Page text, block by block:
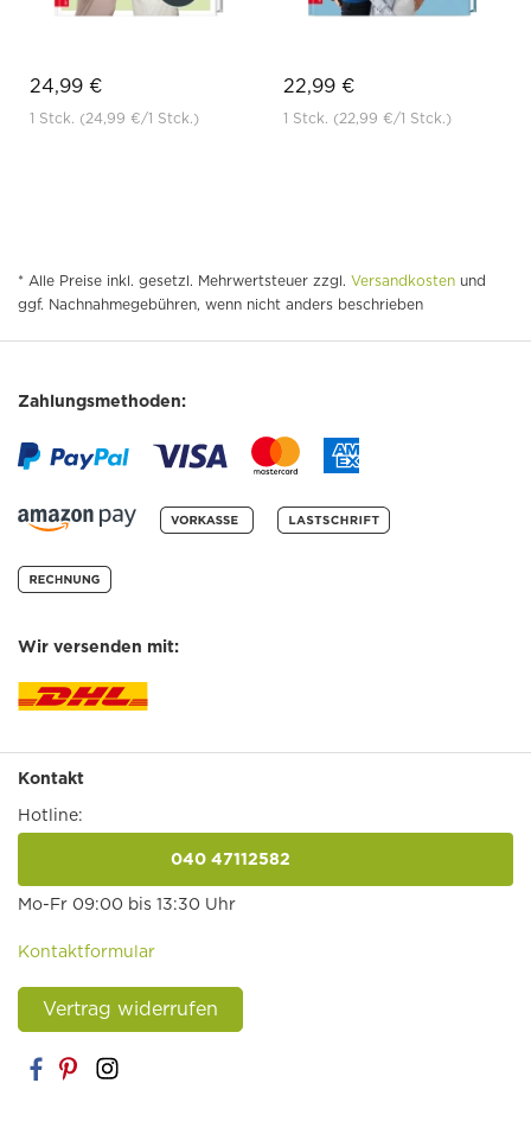
24,99 €
1 Stck. (24,99 €/1 Stck.)
22,99 €
1 Stck. (22,99 €/1 Stck.)
* Alle Preise inkl. gesetzl. Mehrwertsteuer zzgl. Versandkosten und
ggf. Nachnahmegebühren, wenn nicht anders beschrieben
Zahlungsmethoden:
Wir versenden mit:
Kontakt
Hotline:
040 47112582
Mo-Fr 09:00 bis 13:30 Uhr
Kontaktformular
Vertrag widerrufen